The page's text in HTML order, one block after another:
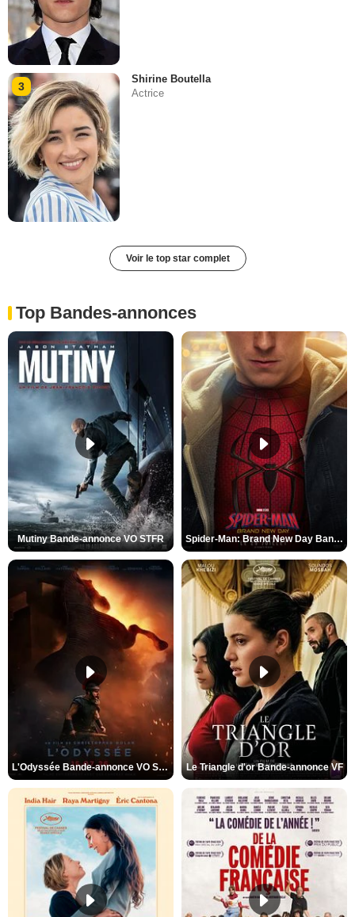
3
Shirine Boutella
Actrice
Voir le top star complet
Top Bandes-annonces
Mutiny Bande-annonce VO STFR Spider-Man: Brand New Day Bande-annonce VO STFR
L'Odyssée Bande-annonce VO STFR Le Triangle d'or Bande-annonce VF